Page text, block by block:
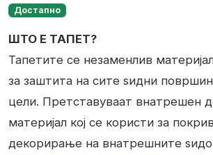
Достапно
ШТО Е ТАПЕТ?
Тапетите се незаменлив
за заштита на сите ѕидни
цели. Претставуваат внатрешен
материјал кој се користи за
декорирање на внатрешните